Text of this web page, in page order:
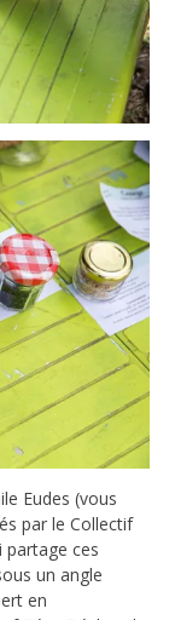
Eudes (vous
par le Collectif
ces
un angle
en